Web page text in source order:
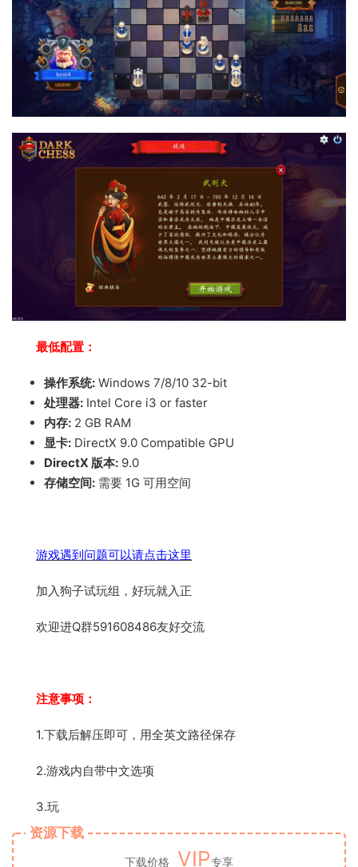
最低配置：
操作系统: Windows 7/8/10 32-bit
处理器: Intel Core i3 or faster
内存: 2 GB RAM
显卡: DirectX 9.0 Compatible GPU
DirectX 版本: 9.0
存储空间: 需要 1G 可用空间
游戏遇到问题可以请点击这里
加入狗子试玩组，好玩就入正
欢迎进Q群591608486友好交流
注意事项：
1.下载后解压即可，用全英文路径保存
2.游戏内自带中文选项
3.玩
资源下载
下载价格 VIP专享